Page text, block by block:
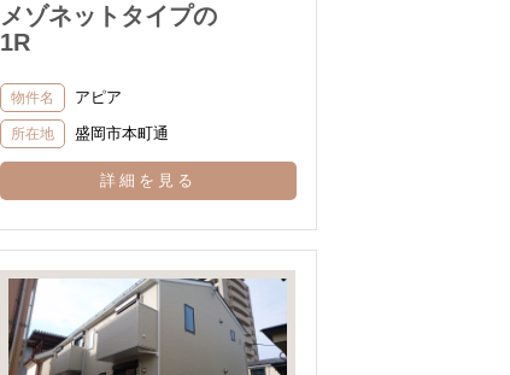
メゾネットタイプの
1R
物件名 アピア
所在地 盛岡市本町通
詳細を見る